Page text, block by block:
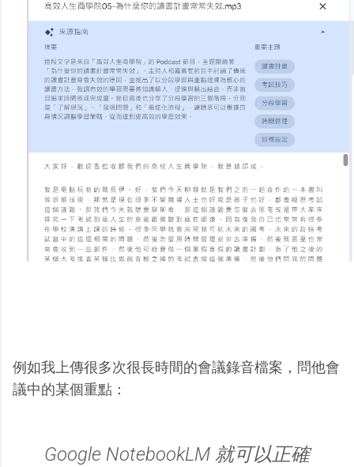
例如我上傳很多次很長時間的會議錄音檔案，問他會
議中的某個重點：
Google NotebookLM 就可以正確